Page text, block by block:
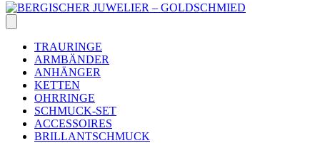
TRAURINGE
ARMBÄNDER
ANHÄNGER
KETTEN
OHRRINGE
SCHMUCK-SET
ACCESSOIRES
BRILLANTSCHMUCK